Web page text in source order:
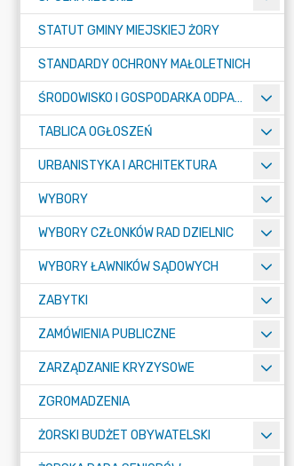
STATUT GMINY MIEJSKIEJ ŻORY
STANDARDY OCHRONY MAŁOLETNICH
ŚRODOWISKO I GOSPODARKA ODPADAMI
TABLICA OGŁOSZEŃ
URBANISTYKA I ARCHITEKTURA
WYBORY
WYBORY CZŁONKÓW RAD DZIELNIC
WYBORY ŁAWNIKÓW SĄDOWYCH
ZABYTKI
ZAMÓWIENIA PUBLICZNE
ZARZĄDZANIE KRYZYSOWE
ZGROMADZENIA
ŻORSKI BUDŻET OBYWATELSKI